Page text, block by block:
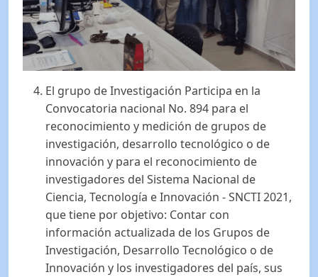
El grupo de Investigación Participa en la
Convocatoria nacional No. 894 para el
reconocimiento y medición de grupos de
investigación, desarrollo tecnológico o de
innovación y para el reconocimiento de
investigadores del Sistema Nacional de
Ciencia, Tecnología e Innovación - SNCTI 2021,
que tiene por objetivo: Contar con
información actualizada de los Grupos de
Investigación, Desarrollo Tecnológico o de
Innovación y los investigadores del país, sus